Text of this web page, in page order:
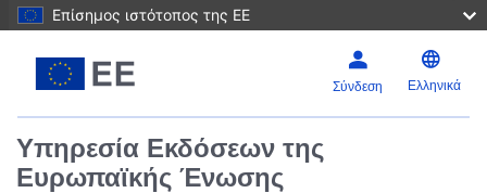
Επίσημος ιστότοπος της ΕΕ
Σύνδεση Ελληνικά
Υπηρεσία Εκδόσεων της
Ευρωπαϊκής Ένωσης